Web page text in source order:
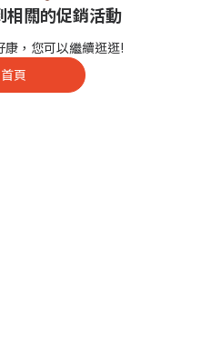
相關的促銷活動
，您可以繼續逛逛!
頁